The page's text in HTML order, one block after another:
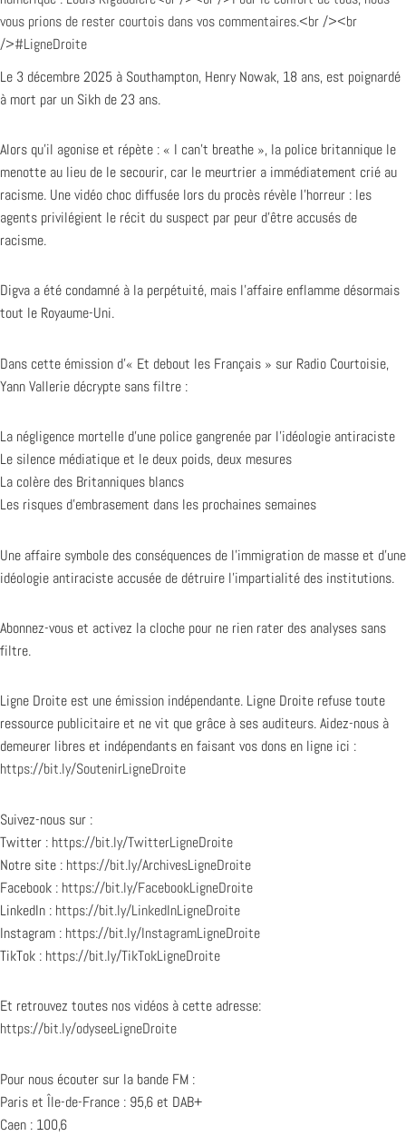
Le 3 décembre 2025 à Southampton, Henry Nowak, 18 ans, est poignardé
à mort par un Sikh de 23 ans.
Alors qu’il agonise et répète : « I can’t breathe », la police britannique le
menotte au lieu de le secourir, car le meurtrier a immédiatement crié au
racisme. Une vidéo choc diffusée lors du procès révèle l’horreur : les
agents privilégient le récit du suspect par peur d’être accusés de
racisme.
Digva a été condamné à la perpétuité, mais l’affaire enflamme désormais
tout le Royaume-Uni.
Dans cette émission d’« Et debout les Français » sur Radio Courtoisie,
Yann Vallerie décrypte sans filtre :
La négligence mortelle d’une police gangrenée par l’idéologie antiraciste
Le silence médiatique et le deux poids, deux mesures
La colère des Britanniques blancs
Les risques d’embrasement dans les prochaines semaines
Une affaire symbole des conséquences de l’immigration de masse et d’une
idéologie antiraciste accusée de détruire l’impartialité des institutions.
Abonnez-vous et activez la cloche pour ne rien rater des analyses sans
filtre.
Ligne Droite est une émission indépendante. Ligne Droite refuse toute
ressource publicitaire et ne vit que grâce à ses auditeurs. Aidez-nous à
demeurer libres et indépendants en faisant vos dons en ligne ici :
https://bit.ly/SoutenirLigneDroite
Suivez-nous sur :
Twitter : https://bit.ly/TwitterLigneDroite
Notre site : https://bit.ly/ArchivesLigneDroite
Facebook : https://bit.ly/FacebookLigneDroite
LinkedIn : https://bit.ly/LinkedInLigneDroite
Instagram : https://bit.ly/InstagramLigneDroite
TikTok : https://bit.ly/TikTokLigneDroite
Et retrouvez toutes nos vidéos à cette adresse:
https://bit.ly/odyseeLigneDroite
Pour nous écouter sur la bande FM :
Paris et Île-de-France : 95,6 et DAB+
Caen : 100,6